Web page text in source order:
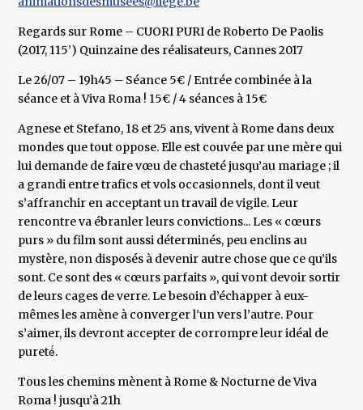
Regards sur Rome – CUORI PURI de Roberto De Paolis
(2017, 115’) Quinzaine des réalisateurs, Cannes 2017
Le 26/07 – 19h45 – Séance 5€ / Entrée combinée à la
séance et à Viva Roma ! 15€ / 4 séances à 15€
Agnese et Stefano, 18 et 25 ans, vivent à Rome dans deux
mondes que tout oppose. Elle est couvée par une mère qui
lui demande de faire vœu de chasteté jusqu’au mariage ; il
a grandi entre trafics et vols occasionnels, dont il veut
s’affranchir en acceptant un travail de vigile. Leur
rencontre va ébranler leurs convictions... Les « cœurs
purs » du film sont aussi déterminés, peu enclins au
mystère, non disposés à devenir autre chose que ce qu’ils
sont. Ce sont des « cœurs parfaits », qui vont devoir sortir
de leurs cages de verre. Le besoin d’échapper à eux-
mêmes les amène à converger l’un vers l’autre. Pour
s’aimer, ils devront accepter de corrompre leur idéal de
pureté́.
Tous les chemins mènent à Rome & Nocturne de Viva
Roma ! jusqu’à 21h